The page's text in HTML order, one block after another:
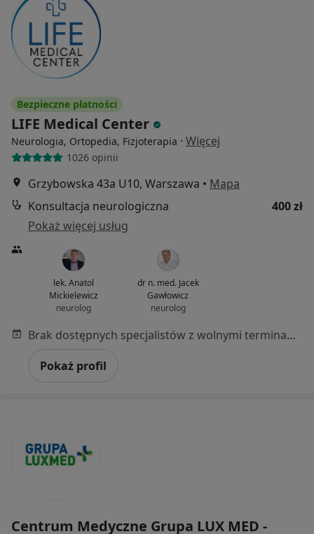
Bezpieczne płatności
LIFE Medical Center
Neurologia, Ortopedia, Fizjoterapia · Więcej
1026 opinii
Grzybowska 43a U10, Warszawa • Mapa
Konsultacja neurologiczna
400 zł
Pokaż więcej usług
lek. Anatol
Mickielewicz
neurolog
dr n. med. Jacek
Gawłowicz
neurolog
Brak dostępnych specjalistów z wolnymi terminami w tym centrum medycznym.
Pokaż profil
Centrum Medyczne Grupa LUX MED -